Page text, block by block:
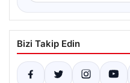
Bizi Takip Edin